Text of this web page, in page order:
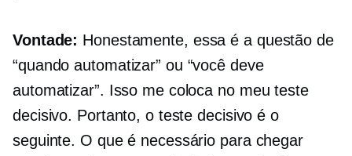
Vontade: Honestamente, essa é a questão de
“quando automatizar” ou “você deve
automatizar”. Isso me coloca no meu teste
decisivo. Portanto, o teste decisivo é o
seguinte. O que é necessário para chegar